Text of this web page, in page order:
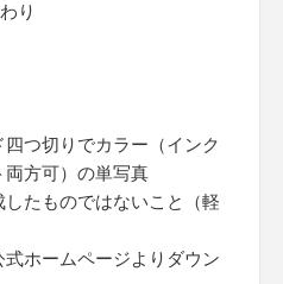
り
つ切りでカラー（インク
両方可）の単写真
たものではないこと（軽
ホームページよりダウン